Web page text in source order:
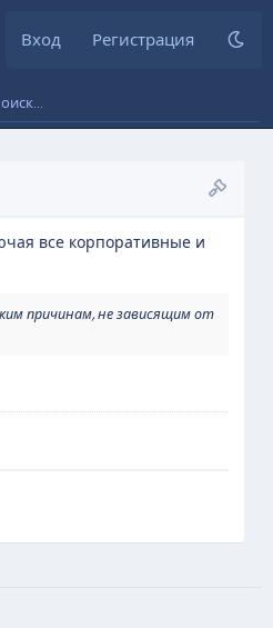
Вход Регистрация
все корпоративные и
причинам, не зависящим от